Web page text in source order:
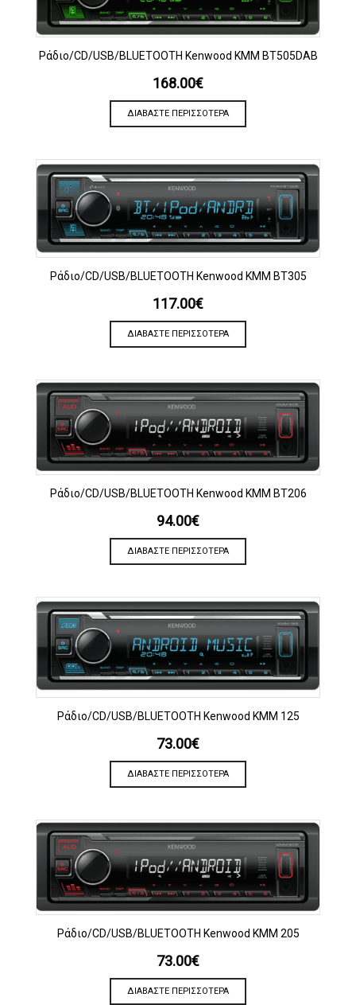
Ράδιο/CD/USB/BLUETOOTH Kenwood KMM BT505DAB
168.00€
ΔΙΑΒΆΣΤΕ ΠΕΡΙΣΣΌΤΕΡΑ
Ράδιο/CD/USB/BLUETOOTH Kenwood KMM BT305
117.00€
ΔΙΑΒΆΣΤΕ ΠΕΡΙΣΣΌΤΕΡΑ
Ράδιο/CD/USB/BLUETOOTH Kenwood KMM BT206
94.00€
ΔΙΑΒΆΣΤΕ ΠΕΡΙΣΣΌΤΕΡΑ
Ράδιο/CD/USB/BLUETOOTH Kenwood KMM 125
73.00€
ΔΙΑΒΆΣΤΕ ΠΕΡΙΣΣΌΤΕΡΑ
Ράδιο/CD/USB/BLUETOOTH Kenwood KMM 205
73.00€
ΔΙΑΒΆΣΤΕ ΠΕΡΙΣΣΌΤΕΡΑ